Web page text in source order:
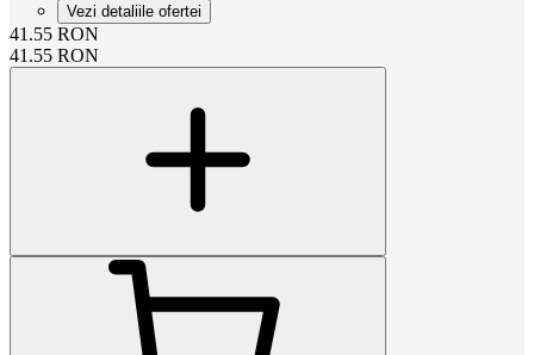
Vezi detaliile ofertei
41.55 RON
41.55 RON